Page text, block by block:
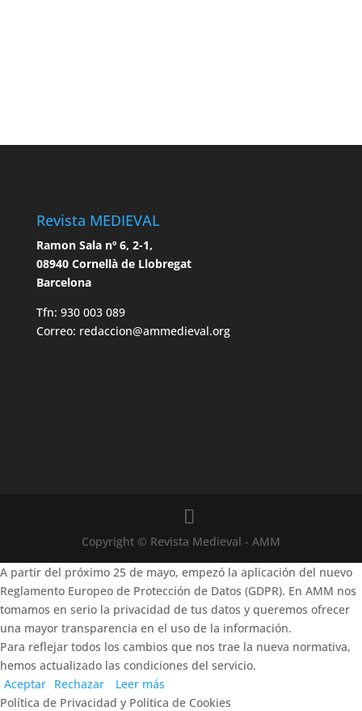
Revista MEDIEVAL
Ramon Sala nº 6, 2-1,
08940 Cornellà de Llobregat
Barcelona
Tfn: 930 003 089
Correo: redaccion@ammedieval.org
Copyright © Revista Medieval - AMM
A partir del próximo 25 de mayo, empezó la aplicación del nuevo
Reglamento Europeo de Protección de Datos (GDPR). En AMM nos
tomamos en serio la privacidad de tus datos y queremos ofrecer
una mayor transparencia en el uso de la información.
Para reflejar todos los cambios que nos trae la nueva normativa,
hemos actualizado las condiciones del servicio.
Aceptar Rechazar
Leer más
Política de Privacidad y Política de Cookies